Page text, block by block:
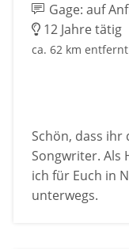
Gage: auf
12 Jahre tätig
ca. 62 km entfernt
Schön, dass ihr
Songwriter. Als
ich für Euch in
unterwegs.